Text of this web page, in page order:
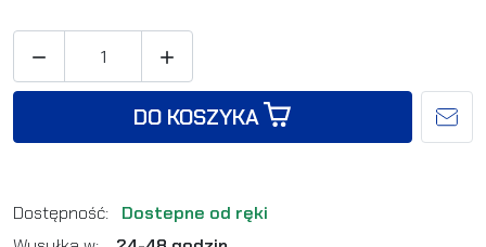
 
DO KOSZYKA
Dostępność:
Dostepne od ręki